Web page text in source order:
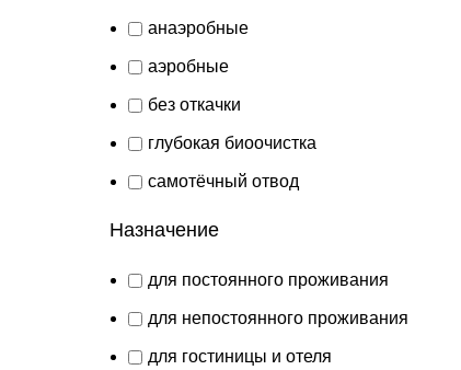
анаэробные
аэробные
без откачки
глубокая биоочистка
самотёчный отвод
Назначение
для постоянного проживания
для непостоянного проживания
для гостиницы и отеля